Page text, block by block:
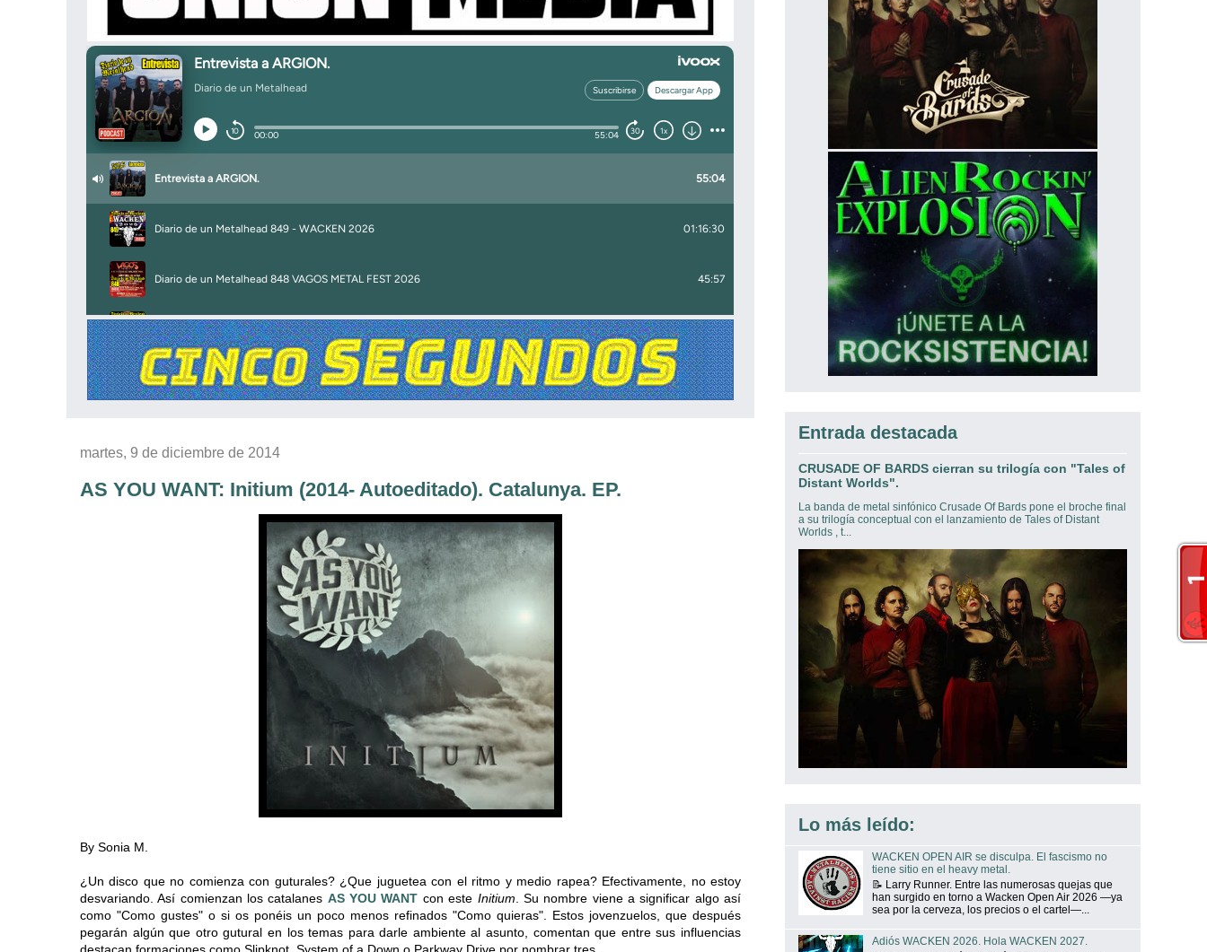
martes, 9 de diciembre de 2014
AS YOU WANT: Initium (2014- Autoeditado). Catalunya. EP.
By Sonia M.
¿Un disco que no comienza con guturales? ¿Que juguetea con el ritmo y medio rapea? Efectivamente, no estoy
desvariando. Así comienzan los catalanes AS YOU WANT con este Initium. Su nombre viene a significar algo así
como "Como gustes" o si os ponéis un poco menos refinados "Como quieras". Estos jovenzuelos, que después
pegarán algún que otro gutural en los temas para darle ambiente al asunto, comentan que entre sus influencias
Entrada destacada
CRUSADE OF BARDS cierran su trilogía con "Tales of
Distant Worlds".
La banda de metal sinfónico Crusade Of Bards pone el broche final
a su trilogía conceptual con el lanzamiento de Tales of Distant
Worlds , t...
Lo más leído:
WACKEN OPEN AIR se disculpa. El fascismo no
tiene sitio en el heavy metal.
📝 Larry Runner. Entre las numerosas quejas que
han surgido en torno a Wacken Open Air 2026 —ya
sea por la cerveza, los precios o el cartel—...
Adiós WACKEN 2026. Hola WACKEN 2027.